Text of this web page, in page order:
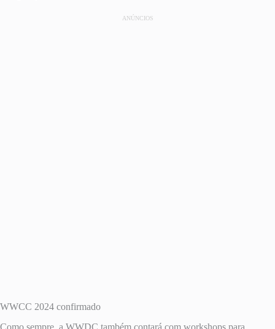
ANÚNCIOS
WWCC 2024 confirmado
Como sempre, a WWDC também contará com workshops para